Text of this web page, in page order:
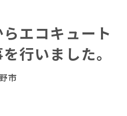
エコキュート
行いました。
市